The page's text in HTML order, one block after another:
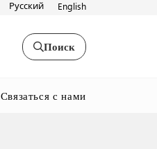
Русский English
Поиск
Связаться с нами